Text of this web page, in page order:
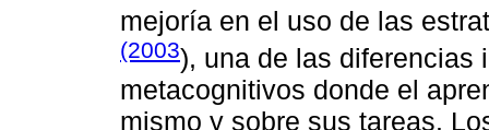
mejoría en el uso de las
(2003), una de las diferencias
metacognitivos donde el
mismo y sobre sus tareas.